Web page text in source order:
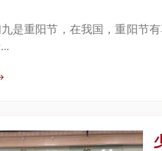
是重阳节，在我国，重阳节